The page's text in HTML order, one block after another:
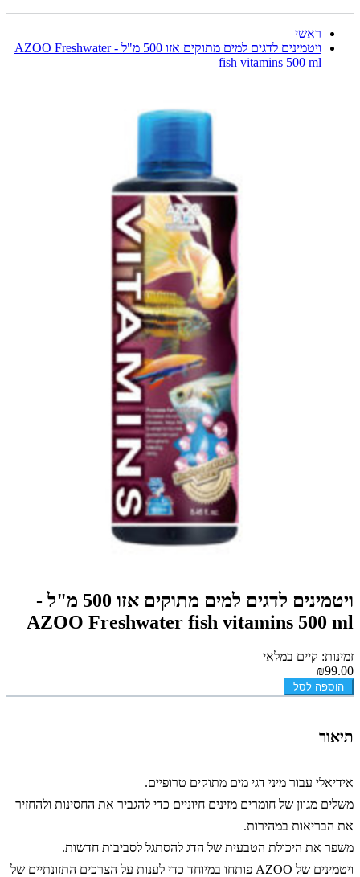
ראשי
ויטמינים לדגים למים מתוקים אזו 500 מ"ל - AZOO Freshwater
fish vitamins 500 ml
ויטמינים לדגים למים מתוקים אזו 500 מ"ל -
AZOO Freshwater fish vitamins 500 ml
זמינות: קיים במלאי
₪99.00
הוספה לסל
תיאור
אידיאלי עבור מיני דגי מים מתוקים טרופיים.
משלים מגוון של חומרים מזינים חיוניים כדי להגביר את החסינות ולהחזיר
את הבריאות במהירות.
משפר את היכולת הטבעית של הדג להסתגל לסביבות חדשות.
ויטמינים של AZOO פותחו במיוחד כדי לענות על הצרכים התזונתיים של